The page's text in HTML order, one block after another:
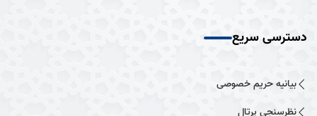
دسترسی سریع
بیانیه حریم خصوصی
نظرسنجی پرتال